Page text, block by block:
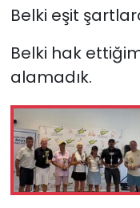
Belki eşit
Belki hak
alamadık.